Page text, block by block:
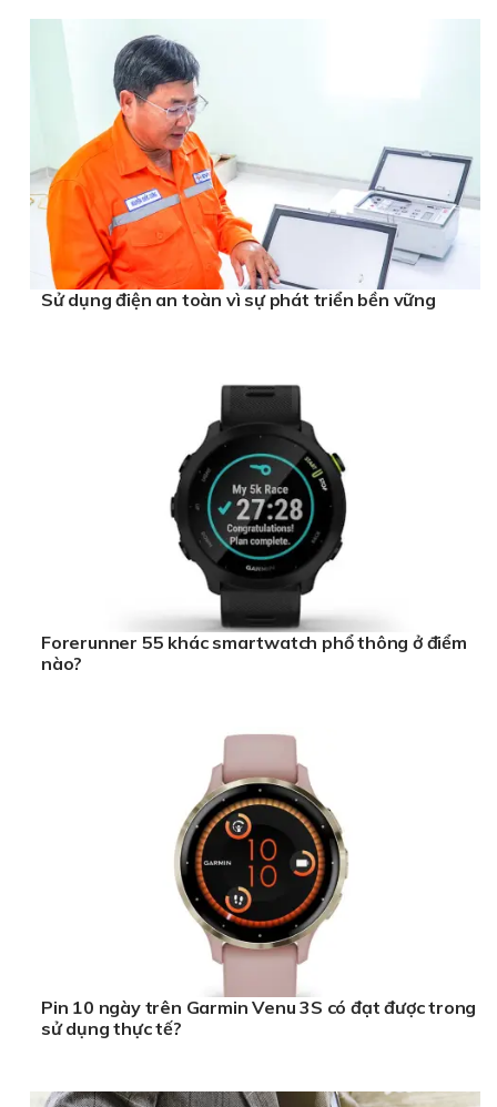
Sử dụng điện an toàn vì sự phát triển bền vững
Forerunner 55 khác smartwatch phổ thông ở điểm
nào?
Pin 10 ngày trên Garmin Venu 3S có đạt được trong
sử dụng thực tế?